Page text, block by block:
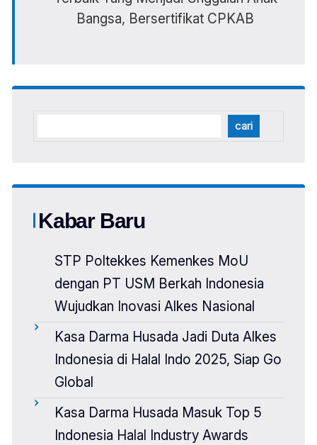
Bangsa, Bersertifikat CPKAB
cari
Kabar Baru
STP Poltekkes Kemenkes MoU
dengan PT USM Berkah Indonesia
Wujudkan Inovasi Alkes Nasional
Kasa Darma Husada Jadi Duta Alkes
Indonesia di Halal Indo 2025, Siap Go
Global
Kasa Darma Husada Masuk Top 5
Indonesia Halal Industry Awards